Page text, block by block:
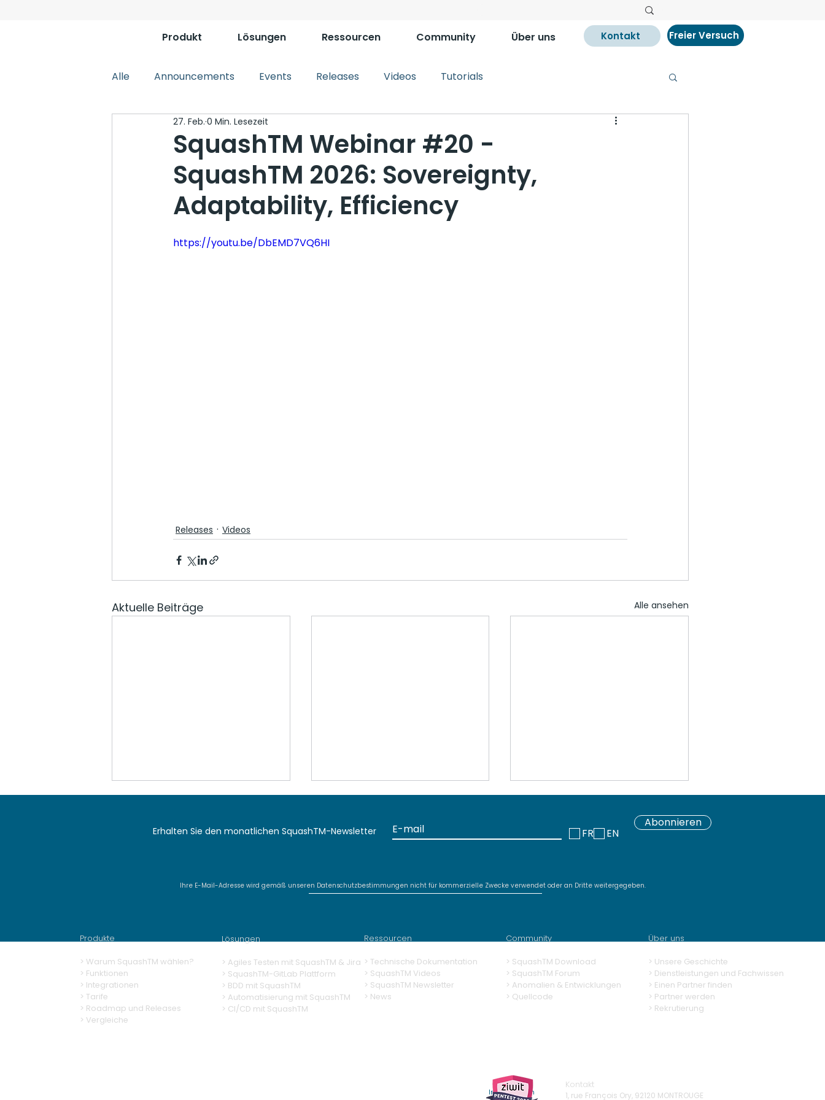
Produkt Lösungen Ressourcen Community Über uns Kontakt Freier Versuch
Alle Announcements Events Releases Videos Tutorials
SquashTM Webinar #20 -
SquashTM 2026: Sovereignty,
Adaptability, Efficiency
27. Feb. 0 Min. Lesezeit
https://youtu.be/DbEMD7VQ6HI
Releases Videos
Aktuelle Beiträge Alle ansehen
generation tailored to
not enough?
generation
Erhalten Sie den monatlichen SquashTM-Newsletter FR EN
Abonnieren
Ihre E-Mail-Adresse wird gemäß unseren Datenschutzbestimmungen nicht für kommerzielle Zwecke verwendet oder an Dritte weitergegeben.
Produkte
> Warum SquashTM wählen?
> Funktionen
> Integrationen
> Tarife
> Roadmap und Releases
> Vergleiche
Lösungen
> Agiles Testen mit SquashTM & Jira
> SquashTM-GitLab Plattform
> BDD mit SquashTM
> Automatisierung mit SquashTM
> CI/CD mit SquashTM
Ressourcen
> Technische Dokumentation
> SquashTM Videos
> SquashTM Newsletter
> News
Community
> SquashTM Download
> SquashTM Forum
> Anomalien & Entwicklungen
> Quellcode
Über uns
> Unsere Geschichte
> Dienstleistungen und Fachwissen
> Einen Partner finden
> Partner werden
> Rekrutierung
Weitere
Informationen
Kontakt
1, rue François Ory, 92120 MONTROUGE